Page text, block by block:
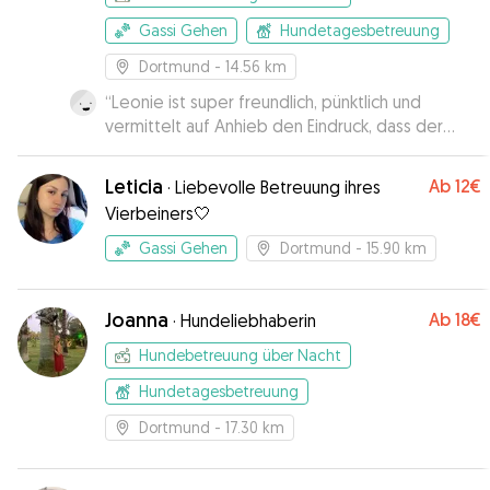
Gassi Gehen
Hundetagesbetreuung
Dortmund - 14.56 km
“Leonie ist super freundlich, pünktlich und
vermittelt auf Anhieb den Eindruck, dass der
Vierbeiner bei ihr in guten und erfahrenen
Händen ist. Benji hat die Zeit sehr genossen. Ich
würde ihn jederzeit wieder bei Leonie
abgeben.”
Leticia · Liebevolle Betreuung ihres
Vierbeiners🤍
Ab 12€
Gassi Gehen Dortmund - 15.90 km
Joanna · Hundeliebhaberin Ab 18€
Hundebetreuung über Nacht
Hundetagesbetreuung
Dortmund - 17.30 km